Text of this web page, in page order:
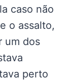
caso não
o assalto,
um dos
perto